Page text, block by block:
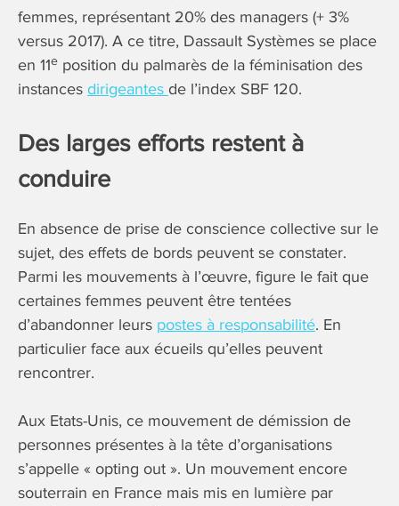
femmes, représentant 20% des managers (+ 3%
versus 2017). A ce titre, Dassault Systèmes se place
en 11e position du palmarès de la féminisation des
instances dirigeantes de l’index SBF 120.
Des larges efforts restent à
conduire
En absence de prise de conscience collective sur le
sujet, des effets de bords peuvent se constater.
Parmi les mouvements à l’œuvre, figure le fait que
certaines femmes peuvent être tentées
d’abandonner leurs postes à responsabilité. En
particulier face aux écueils qu’elles peuvent
rencontrer.
Aux Etats-Unis, ce mouvement de démission de
personnes présentes à la tête d’organisations
s’appelle « opting out ». Un mouvement encore
souterrain en France mais mis en lumière par